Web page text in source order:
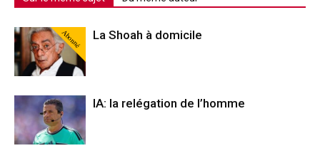
Abonné La Shoah à domicile
IA: la relégation de l’homme